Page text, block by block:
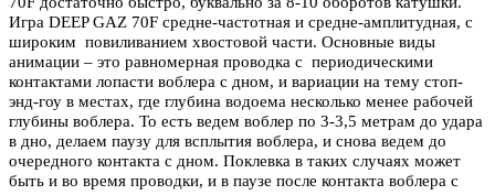
Игра DEEP GAZ 70F средне-частотная и средне-амплитудная, с
широким повиливанием хвостовой части. Основные виды
анимации – это равномерная проводка с периодическими
контактами лопасти воблера с дном, и вариации на тему стоп-
энд-гоу в местах, где глубина водоема несколько менее рабочей
глубины воблера. То есть ведем воблер по 3-3,5 метрам до удара
в дно, делаем паузу для всплытия воблера, и снова ведем до
очередного контакта с дном. Поклевка в таких случаях может
быть и во время проводки, и в паузе после контакта воблера с